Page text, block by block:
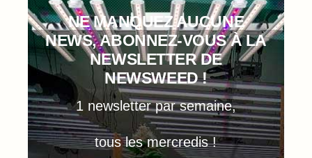
NE MANQUEZ AUCUNE
NEWS, ABONNEZ-VOUS À LA
NEWSLETTER DE
NEWSWEED !
1 newsletter par semaine,
tous les mercredis !